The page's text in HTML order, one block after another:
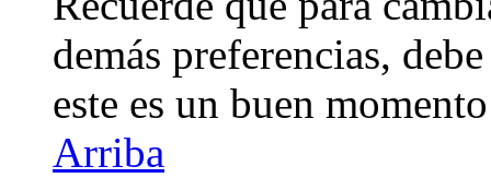
demás preferencias,
este es un buen
Arriba